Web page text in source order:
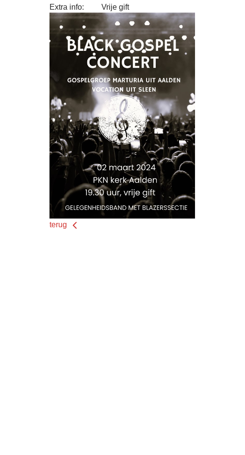
Extra info: Vrije gift
terug